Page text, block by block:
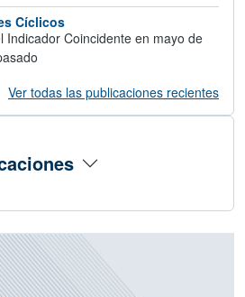
Cíclicos
Indicador Coincidente en mayo de
Ver todas las publicaciones recientes
operativos vigentes,